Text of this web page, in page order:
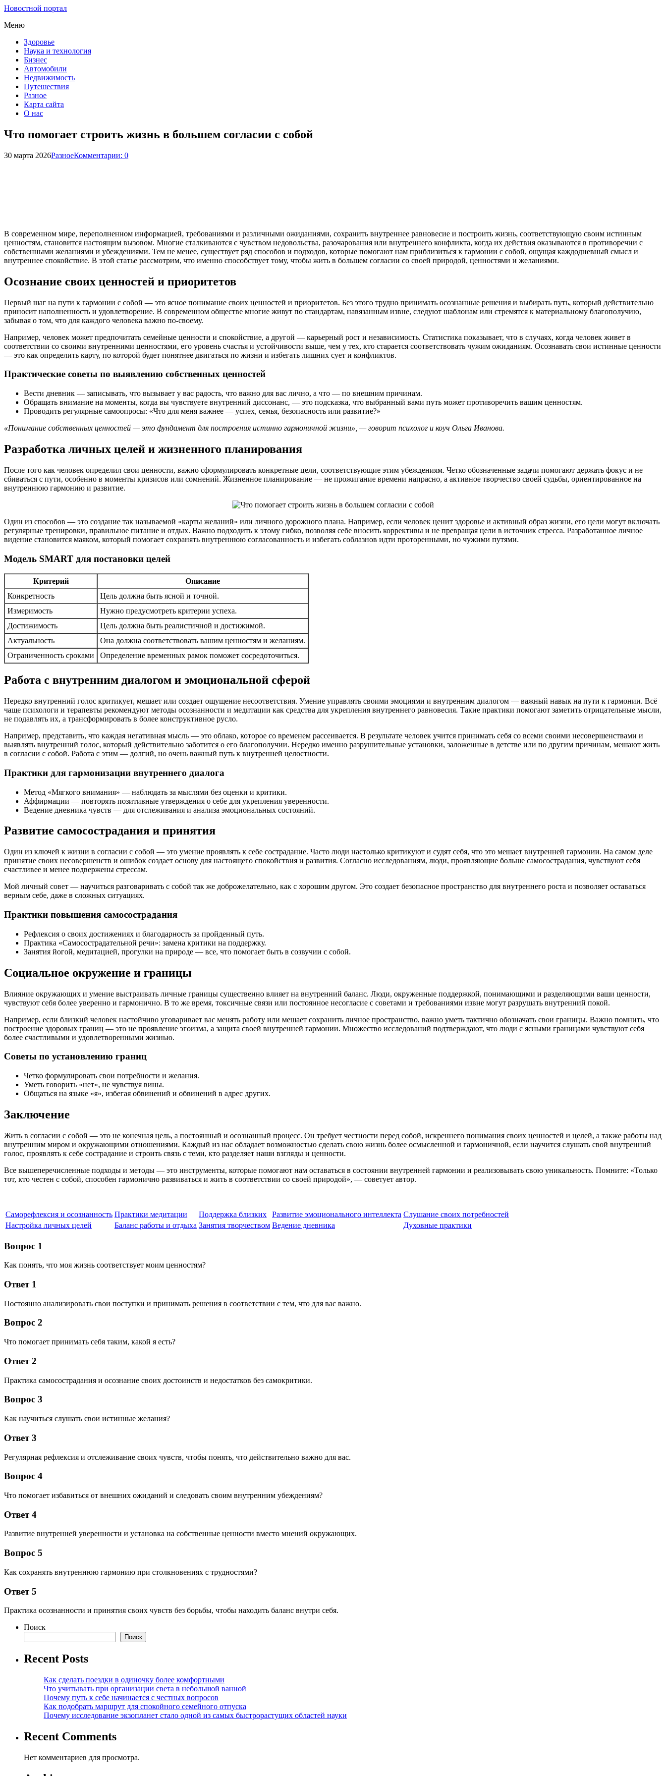
Новостной портал
Меню
Здоровье
Наука и технология
Бизнес
Автомобили
Недвижимость
Путешествия
Разное
Карта сайта
О нас
Что помогает строить жизнь в большем согласии с собой
30 марта 2026РазноеКомментарии: 0
В современном мире, переполненном информацией, требованиями и различными ожиданиями, сохранить внутреннее равновесие и построить жизнь, соответствующую своим истинным
ценностям, становится настоящим вызовом. Многие сталкиваются с чувством недовольства, разочарования или внутреннего конфликта, когда их действия оказываются в противоречии с
собственными желаниями и убеждениями. Тем не менее, существует ряд способов и подходов, которые помогают нам приблизиться к гармонии с собой, ощущая каждодневный смысл и
внутреннее спокойствие. В этой статье рассмотрим, что именно способствует тому, чтобы жить в большем согласии со своей природой, ценностями и желаниями.
Осознание своих ценностей и приоритетов
Первый шаг на пути к гармонии с собой — это ясное понимание своих ценностей и приоритетов. Без этого трудно принимать осознанные решения и выбирать путь, который действительно
приносит наполненность и удовлетворение. В современном обществе многие живут по стандартам, навязанным извне, следуют шаблонам или стремятся к материальному благополучию,
забывая о том, что для каждого человека важно по-своему.
Например, человек может предпочитать семейные ценности и спокойствие, а другой — карьерный рост и независимость. Статистика показывает, что в случаях, когда человек живет в
соответствии со своими внутренними ценностями, его уровень счастья и устойчивости выше, чем у тех, кто старается соответствовать чужим ожиданиям. Осознавать свои истинные ценности
— это как определить карту, по которой будет понятнее двигаться по жизни и избегать лишних сует и конфликтов.
Практические советы по выявлению собственных ценностей
Вести дневник — записывать, что вызывает у вас радость, что важно для вас лично, а что — по внешним причинам.
Обращать внимание на моменты, когда вы чувствуете внутренний диссонанс, — это подсказка, что выбранный вами путь может противоречить вашим ценностям.
Проводить регулярные самоопросы: «Что для меня важнее — успех, семья, безопасность или развитие?»
«Понимание собственных ценностей — это фундамент для построения истинно гармоничной жизни», — говорит психолог и коуч Ольга Иванова.
Разработка личных целей и жизненного планирования
После того как человек определил свои ценности, важно сформулировать конкретные цели, соответствующие этим убеждениям. Четко обозначенные задачи помогают держать фокус и не
сбиваться с пути, особенно в моменты кризисов или сомнений. Жизненное планирование — не прожигание времени напрасно, а активное творчество своей судьбы, ориентированное на
внутреннюю гармонию и развитие.
Один из способов — это создание так называемой «карты желаний» или личного дорожного плана. Например, если человек ценит здоровье и активный образ жизни, его цели могут включать
регулярные тренировки, правильное питание и отдых. Важно подходить к этому гибко, позволяя себе вносить коррективы и не превращая цели в источник стресса. Разработанное личное
видение становится маяком, который помогает сохранять внутреннюю согласованность и избегать соблазнов идти проторенными, но чужими путями.
Модель SMART для постановки целей
Критерий
Описание
Конкретность
Цель должна быть ясной и точной.
Измеримость
Нужно предусмотреть критерии успеха.
Достижимость
Цель должна быть реалистичной и достижимой.
Актуальность
Она должна соответствовать вашим ценностям и желаниям.
Ограниченность сроками
Определение временных рамок поможет сосредоточиться.
Работа с внутренним диалогом и эмоциональной сферой
Нередко внутренний голос критикует, мешает или создает ощущение несоответствия. Умение управлять своими эмоциями и внутренним диалогом — важный навык на пути к гармонии. Всё
чаще психологи и терапевты рекомендуют методы осознанности и медитации как средства для укрепления внутреннего равновесия. Такие практики помогают заметить отрицательные мысли,
не подавлять их, а трансформировать в более конструктивное русло.
Например, представить, что каждая негативная мысль — это облако, которое со временем рассеивается. В результате человек учится принимать себя со всеми своими несовершенствами и
выявлять внутренний голос, который действительно заботится о его благополучии. Нередко именно разрушительные установки, заложенные в детстве или по другим причинам, мешают жить
в согласии с собой. Работа с этим — долгий, но очень важный путь к внутренней целостности.
Практики для гармонизации внутреннего диалога
Метод «Мягкого внимания» — наблюдать за мыслями без оценки и критики.
Аффирмации — повторять позитивные утверждения о себе для укрепления уверенности.
Ведение дневника чувств — для отслеживания и анализа эмоциональных состояний.
Развитие самосострадания и принятия
Один из ключей к жизни в согласии с собой — это умение проявлять к себе сострадание. Часто люди настолько критикуют и судят себя, что это мешает внутренней гармонии. На самом деле
принятие своих несовершенств и ошибок создает основу для настоящего спокойствия и развития. Согласно исследованиям, люди, проявляющие больше самосострадания, чувствуют себя
счастливее и менее подвержены стрессам.
Мой личный совет — научиться разговаривать с собой так же доброжелательно, как с хорошим другом. Это создает безопасное пространство для внутреннего роста и позволяет оставаться
верным себе, даже в сложных ситуациях.
Практики повышения самосострадания
Рефлексия о своих достижениях и благодарность за пройденный путь.
Практика «Самосострадательной речи»: замена критики на поддержку.
Занятия йогой, медитацией, прогулки на природе — все, что помогает быть в созвучии с собой.
Социальное окружение и границы
Влияние окружающих и умение выстраивать личные границы существенно влияет на внутренний баланс. Люди, окруженные поддержкой, понимающими и разделяющими ваши ценности,
чувствуют себя более уверенно и гармонично. В то же время, токсичные связи или постоянное несогласие с советами и требованиями извне могут разрушать внутренний покой.
Например, если близкий человек настойчиво уговаривает вас менять работу или мешает сохранить личное пространство, важно уметь тактично обозначать свои границы. Важно помнить, что
построение здоровых границ — это не проявление эгоизма, а защита своей внутренней гармонии. Множество исследований подтверждают, что люди с ясными границами чувствуют себя
более счастливыми и удовлетворенными жизнью.
Советы по установлению границ
Четко формулировать свои потребности и желания.
Уметь говорить «нет», не чувствуя вины.
Общаться на языке «я», избегая обвинений и обвинений в адрес других.
Заключение
Жить в согласии с собой — это не конечная цель, а постоянный и осознанный процесс. Он требует честности перед собой, искреннего понимания своих ценностей и целей, а также работы над
внутренним миром и окружающими отношениями. Каждый из нас обладает возможностью сделать свою жизнь более осмысленной и гармоничной, если научится слушать свой внутренний
голос, проявлять к себе сострадание и строить связь с теми, кто разделяет наши взгляды и ценности.
Все вышеперечисленные подходы и методы — это инструменты, которые помогают нам оставаться в состоянии внутренней гармонии и реализовывать свою уникальность. Помните: «Только
тот, кто честен с собой, способен гармонично развиваться и жить в соответствии со своей природой», — советует автор.
Саморефлексия и осознанность Практики медитации Поддержка близких Развитие эмоционального интеллекта Слушание своих потребностей
Настройка личных целей
Баланс работы и отдыха Занятия творчеством Ведение дневника Духовные практики
Вопрос 1
Как понять, что моя жизнь соответствует моим ценностям?
Ответ 1
Постоянно анализировать свои поступки и принимать решения в соответствии с тем, что для вас важно.
Вопрос 2
Что помогает принимать себя таким, какой я есть?
Ответ 2
Практика самосострадания и осознание своих достоинств и недостатков без самокритики.
Вопрос 3
Как научиться слушать свои истинные желания?
Ответ 3
Регулярная рефлексия и отслеживание своих чувств, чтобы понять, что действительно важно для вас.
Вопрос 4
Что помогает избавиться от внешних ожиданий и следовать своим внутренним убеждениям?
Ответ 4
Развитие внутренней уверенности и установка на собственные ценности вместо мнений окружающих.
Вопрос 5
Как сохранять внутреннюю гармонию при столкновениях с трудностями?
Ответ 5
Практика осознанности и принятия своих чувств без борьбы, чтобы находить баланс внутри себя.
Поиск
Поиск
Recent Posts
Как сделать поездки в одиночку более комфортными
Что учитывать при организации света в небольшой ванной
Почему путь к себе начинается с честных вопросов
Как подобрать маршрут для спокойного семейного отпуска
Почему исследование экзопланет стало одной из самых быстрорастущих областей науки
Recent Comments
Нет комментариев для просмотра.